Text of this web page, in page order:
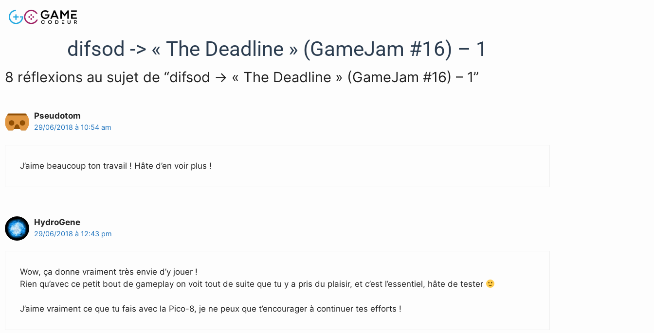
difsod -> « The Deadline » (GameJam #16) – 1
8 réflexions au sujet de “difsod -> « The Deadline » (GameJam #16) – 1”
Pseudotom
29/06/2018 à 10:54 am
J’aime beaucoup ton travail ! Hâte d’en voir plus !
HydroGene
29/06/2018 à 12:43 pm
Wow, ça donne vraiment très envie d’y jouer !
Rien qu’avec ce petit bout de gameplay on voit tout de suite que tu y a pris du plaisir, et c’est l’essentiel, hâte de tester
J’aime vraiment ce que tu fais avec la Pico-8, je ne peux que t’encourager à continuer tes efforts !